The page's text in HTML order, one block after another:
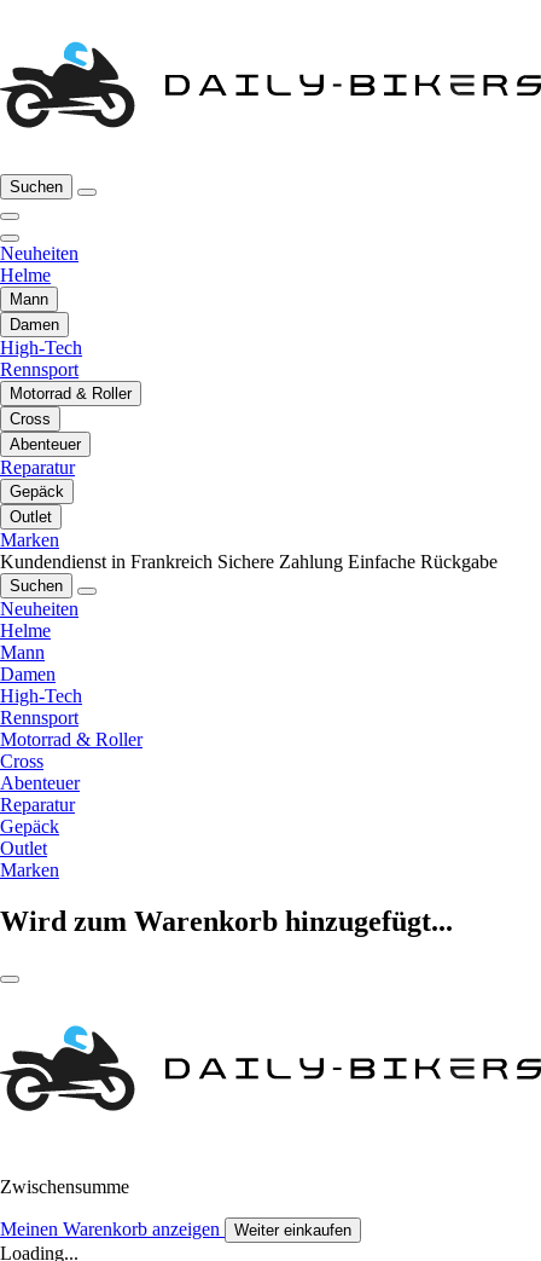
Suchen
Neuheiten
Helme
Mann
Damen
High-Tech
Rennsport
Motorrad & Roller
Cross
Abenteuer
Reparatur
Gepäck
Outlet
Marken
Kundendienst in Frankreich Sichere Zahlung Einfache Rückgabe
Suchen
Neuheiten
Helme
Mann
Damen
High-Tech
Rennsport
Motorrad & Roller
Cross
Abenteuer
Reparatur
Gepäck
Outlet
Marken
Wird zum Warenkorb hinzugefügt...
Zwischensumme
Meinen Warenkorb anzeigen Weiter einkaufen
Loading...